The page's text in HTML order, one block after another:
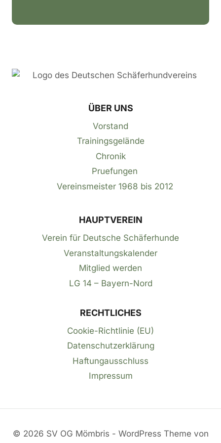
ÜBER UNS
Vorstand
Trainingsgelände
Chronik
Pruefungen
Vereinsmeister 1968 bis 2012
HAUPTVEREIN
Verein für Deutsche Schäferhunde
Veranstaltungskalender
Mitglied werden
LG 14 – Bayern-Nord
RECHTLICHES
Cookie-Richtlinie (EU)
Datenschutzerklärung
Haftungausschluss
Impressum
© 2026 SV OG Mömbris - WordPress Theme von